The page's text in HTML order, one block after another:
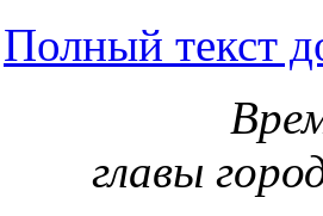
Полный текст
главы